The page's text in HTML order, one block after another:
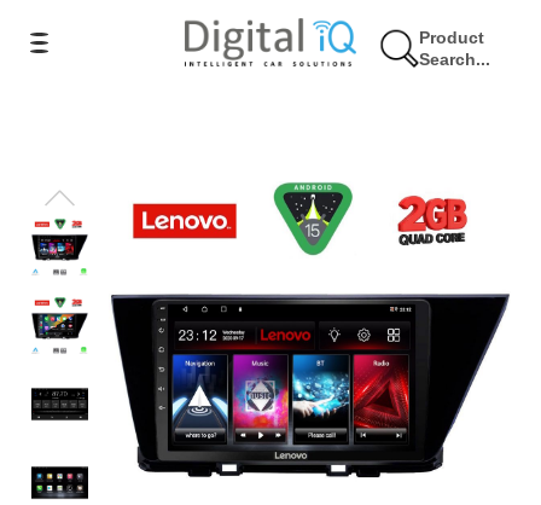
Product
Search...
17% Έκπτωση